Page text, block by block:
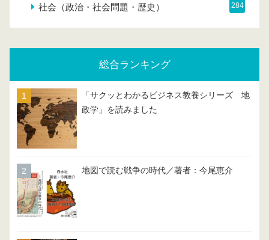
社会（政治・社会問題・歴史） 284
総合ランキング
「サクッとわかるビジネス教養シリーズ 地
政学」を読みました
地図で読む戦争の時代／著者：今尾恵介